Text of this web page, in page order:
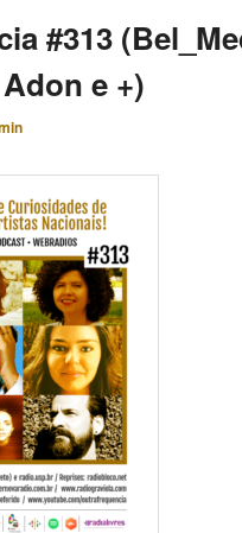
#313
e +)